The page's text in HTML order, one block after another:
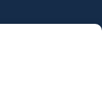
إلى
المحتوى